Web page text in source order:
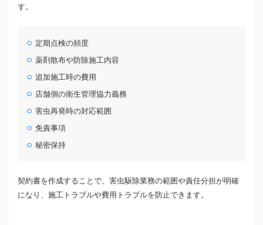
す。
定期点検の頻度
薬剤散布や防除施工内容
追加施工時の費用
店舗側の衛生管理協力義務
害虫再発時の対応範囲
免責事項
秘密保持
契約書を作成することで、害虫駆除業務の範囲や責任分担が明確
になり、施工トラブルや費用トラブルを防止できます。